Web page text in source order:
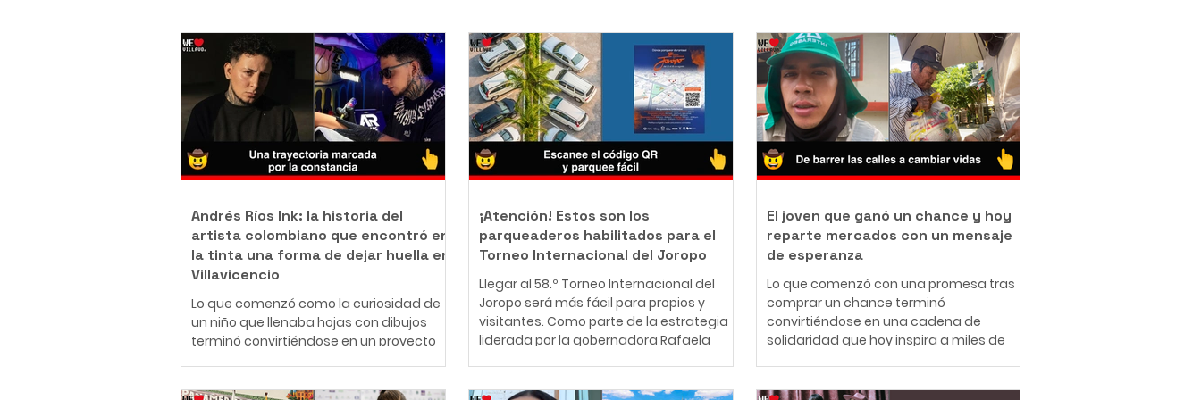
Andrés Ríos Ink: la historia del
artista colombiano que encontró en
la tinta una forma de dejar huella en
Villavicencio
Lo que comenzó como la curiosidad de
un niño que llenaba hojas con dibujos
terminó convirtiéndose en un proyecto
¡Atención! Estos son los
parqueaderos habilitados para el
Torneo Internacional del Joropo
Llegar al 58.º Torneo Internacional del
Joropo será más fácil para propios y
visitantes. Como parte de la estrategia
liderada por la gobernadora Rafaela
fiesta cultural del Llano, la Gobernación
El joven que ganó un chance y hoy
reparte mercados con un mensaje
de esperanza
Lo que comenzó con una promesa tras
comprar un chance terminó
convirtiéndose en una cadena de
solidaridad que hoy inspira a miles de
conocido como "Panita", combina su